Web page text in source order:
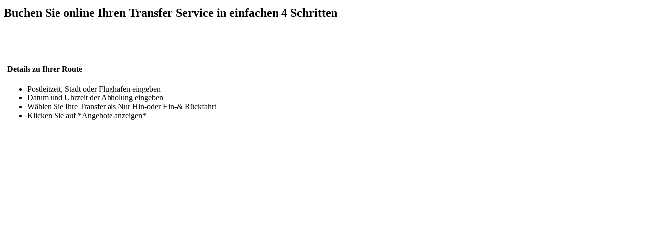
Buchen Sie online Ihren Transfer Service in einfachen 4 Schritten
Details zu Ihrer Route
Postleitzeit, Stadt oder Flughafen eingeben
Datum und Uhrzeit der Abholung eingeben
Wählen Sie Ihre Transfer als Nur Hin-oder Hin-& Rückfahrt
Klicken Sie auf *Angebote anzeigen*